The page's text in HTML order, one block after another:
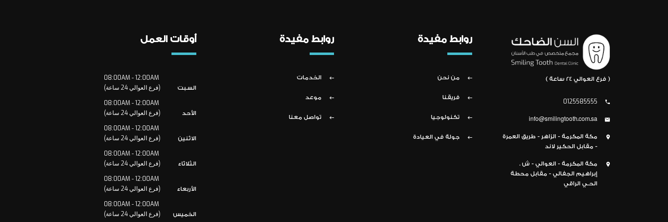
( فرع العوالي 24 ساعة )
0125585555
info@smilingtooth.com.sa
مكة المكرمة - الزاهر - طريق العمرة
- مقابل الحكير لاند
مكة المكرمة - العوالي - ش .
إبراهيم الجفالي - مقابل محطة
الحـي الراقي
روابط مفيدة
من نحن
فريقنا
تكنولوجيا
جولة في العيادة
روابط مفيدة
الخدمات
موعد
تواصل معنا
أوقات العمل
السبت
08:00AM - 12:00AM
(فرع العوالي 24 ساعة)
الأحد
08:00AM - 12:00AM
(فرع العوالي 24 ساعة)
الاثنين
08:00AM - 12:00AM
(فرع العوالي 24 ساعة)
الثلاثاء
08:00AM - 12:00AM
(فرع العوالي 24 ساعة)
الأربعاء
08:00AM - 12:00AM
(فرع العوالي 24 ساعة)
الخميس
08:00AM - 12:00AM
(فرع العوالي 24 ساعة)